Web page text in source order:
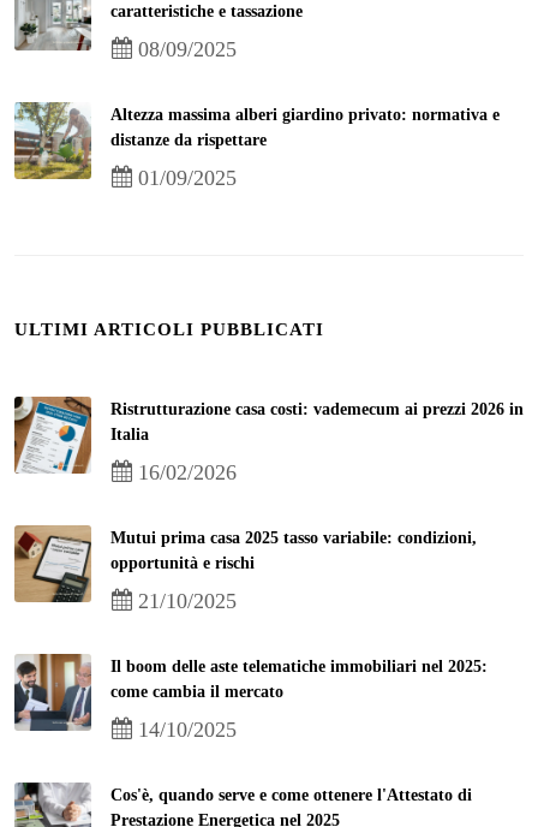
caratteristiche e tassazione
08/09/2025
Altezza massima alberi giardino privato: normativa e
distanze da rispettare
01/09/2025
ULTIMI ARTICOLI PUBBLICATI
Ristrutturazione casa costi: vademecum ai prezzi 2026 in
Italia
16/02/2026
Mutui prima casa 2025 tasso variabile: condizioni,
opportunità e rischi
21/10/2025
Il boom delle aste telematiche immobiliari nel 2025:
come cambia il mercato
14/10/2025
Cos'è, quando serve e come ottenere l'Attestato di
Prestazione Energetica nel 2025